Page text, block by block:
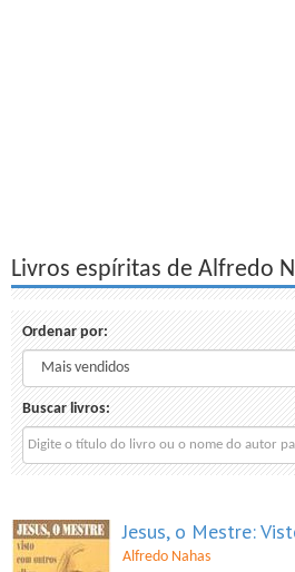
Livros espíritas de Alfredo
Ordenar por:
Buscar livros:
Jesus, o Mestre:
Alfredo Nahas